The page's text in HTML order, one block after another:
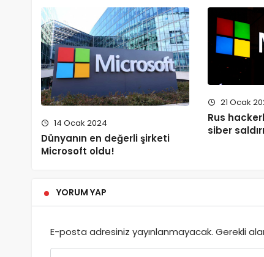
14 Ocak 2024
Dünyanın en değerli şirketi
Microsoft oldu!
21 Ocak
Rus
siber
YORUM YAP
E-posta adresiniz yayınlanmayacak. Gerekli